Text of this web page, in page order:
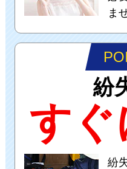
ま
紛
すぐ
紛